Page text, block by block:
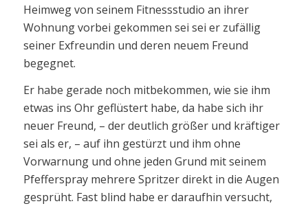
Heimweg von seinem Fitnessstudio an ihrer
Wohnung vorbei gekommen sei sei er zufällig
seiner Exfreundin und deren neuem Freund
begegnet.
Er habe gerade noch mitbekommen, wie sie ihm
etwas ins Ohr geflüstert habe, da habe sich ihr
neuer Freund, – der deutlich größer und kräftiger
sei als er, – auf ihn gestürzt und ihm ohne
Vorwarnung und ohne jeden Grund mit seinem
Pfefferspray mehrere Spritzer direkt in die Augen
gesprüht. Fast blind habe er daraufhin versucht,